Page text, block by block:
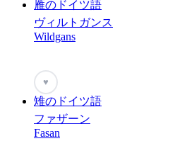
雁のドイツ語
ヴィルトガンス
Wildgans
♥
雉のドイツ語
ファザーン
Fasan